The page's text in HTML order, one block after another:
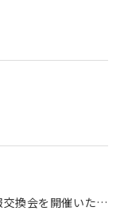
第８回中津市民病院と地域医師会連携情報交換会を開催いたしました。